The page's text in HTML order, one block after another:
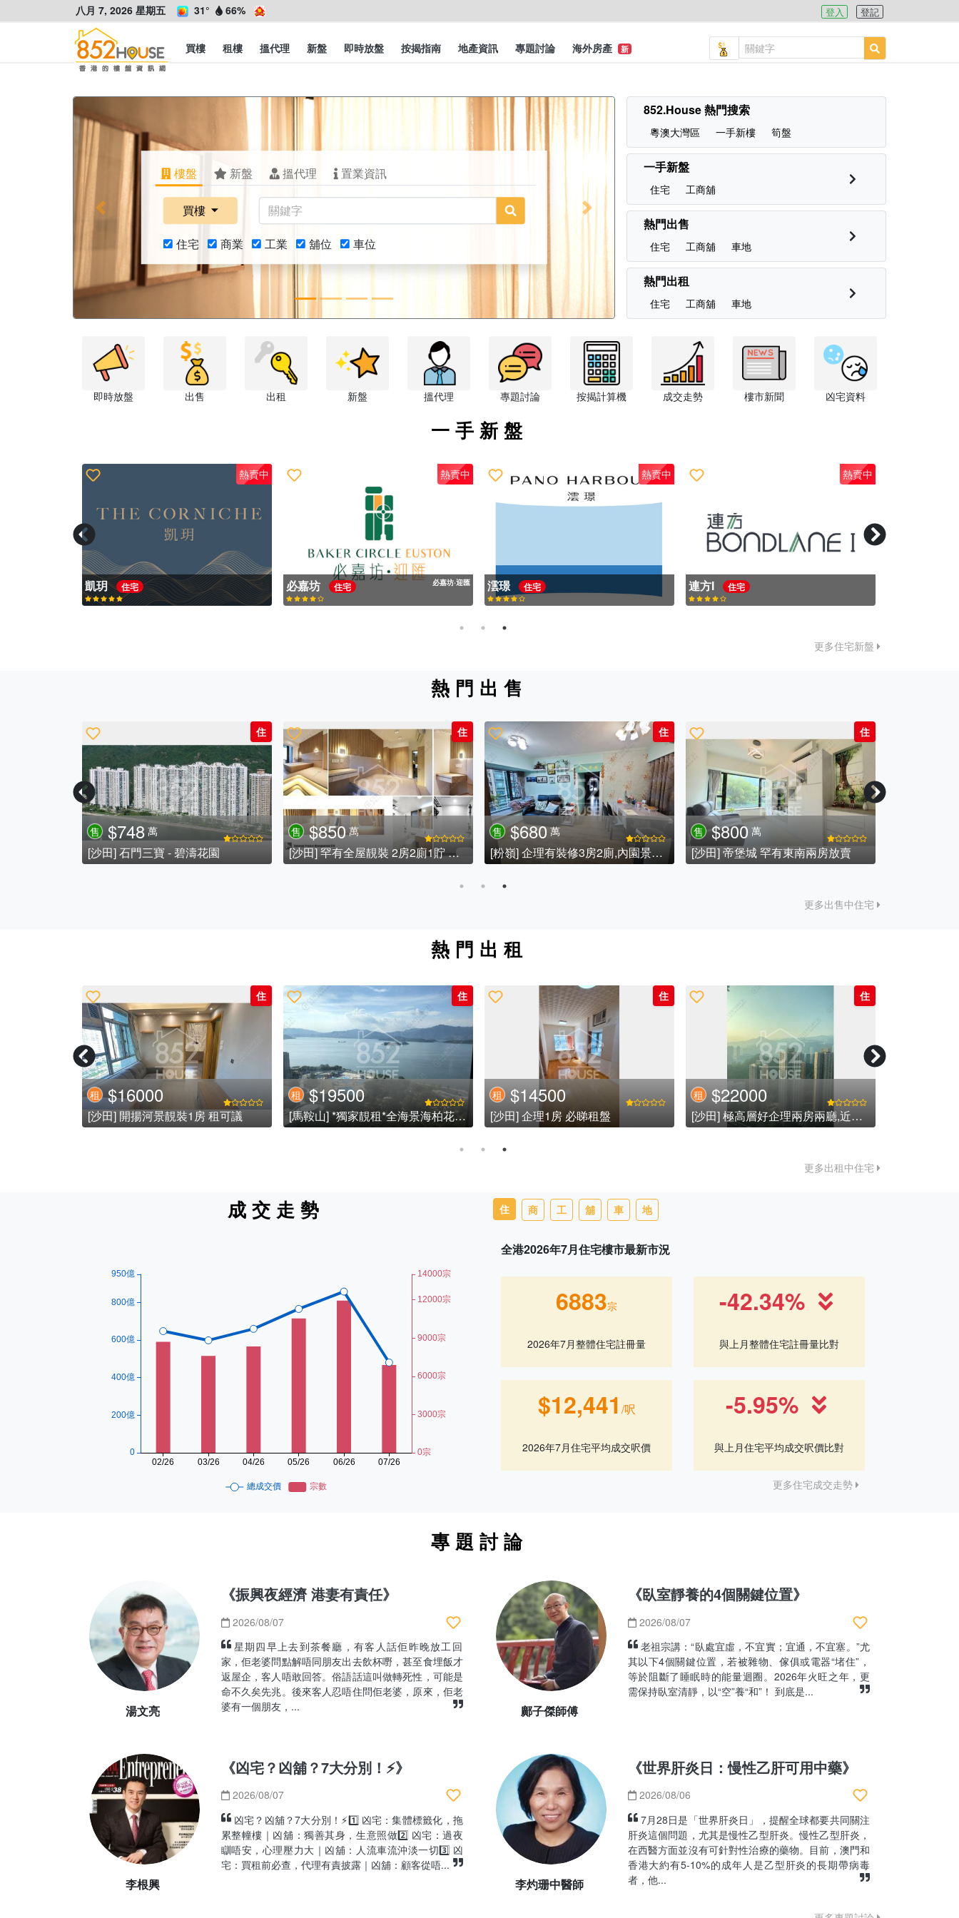
八月 7, 2026 星期五 31° 66% 登入 登記
買樓 租樓 搵代理 新盤 即時放盤 按揭指南 地產資訊 專題討論 海外房產 新
樓盤 新盤 搵代理 置業資訊
買樓
住宅 商業 工業 舖位 車位
Previous Next
852.House 熱門搜索
粵澳大灣區 一手新樓 筍盤
一手新盤
住宅 工商舖
熱門出售
住宅 工商舖 車地
熱門出租
住宅 工商舖 車地
即時放盤 出售 出租 新盤 搵代理 專題討論 按揭計算機 成交走勢 樓市新聞 凶宅資料
一手新盤
熱賣中
港島南岸 住宅 海盈山4B期
熱賣中
富慧閣 住宅 [不適用]
熱賣中
天璽·海 住宅
熱賣中
親海駅 住宅
更多住宅新盤
熱門出售
住
售 $1680 萬 (可議價)
[沙田] 大圍 - 半山低密度豪宅屋苑
住
售 $980 萬
[沙田] 碧濤花園 正馬場河景, 已做大廈維修
住
售 $900 萬
[粉嶺] 罕有四房送車位巨宅
住
售 $1015 萬
[馬鞍山] 聽濤雅苑
更多出售中住宅
熱門出租
住
租 $27800
[觀塘] ** 免 佣 招 租 **
住
租 $43800
[沙田] 大圍 - 半山低密度豪宅屋苑
住
租 $38000
住
租 $12000
[粉嶺] *已補地價*可租可售*
更多出租中住宅
成交走勢 住 商 工 舖 車 地
全港2026年7月住宅樓市最新市況
6883宗
2026年7月整體住宅註冊量
-42.34%
與上月整體住宅註冊量比對
$12,441 /呎
2026年7月住宅平均成交呎價
-5.95%
與上月住宅平均成交呎價比對
更多住宅成交走勢
專題討論
湯文亮
《振興夜經濟 港妻有責任》
2026/08/07
星期四早上去到茶餐廳，有客人話佢昨晚放工回
家，佢老婆問點解唔同朋友出去飲杯嘢，甚至食埋飯才
返屋企，客人唔敢回答。俗語話這叫做轉死性，可能是
命不久矣先兆。後來客人忍唔住問佢老婆，原來，佢老
婆有一個朋友，...
鄺子傑師傅
《臥室靜養的4個關鍵位置》
2026/08/07
老祖宗講：“臥處宜虛，不宜實；宜通，不宜塞。”尤
其以下4個關鍵位置，若被雜物、傢俱或電器“堵住”，
等於阻斷了睡眠時的能量迴圈。2026年火旺之年，更
需保持臥室清靜，以“空”養“和”！ 到底是...
李根興
《凶宅？凶舖？7大分別！⚡》
2026/08/07
凶宅？凶舖？7大分別！⚡1️⃣ 凶宅：集體標籤化，拖
累整幢樓｜凶舖：獨善其身，生意照做2️⃣ 凶宅：過夜
瞓唔安，心理壓力大｜凶舖：人流車流沖淡一切3️⃣ 凶
宅：買租前必查，代理有責披露｜凶舖：顧客從唔...
李灼珊中醫師
《世界肝炎日：慢性乙肝可用中藥》
2026/08/06
7月28日是「世界肝炎日」，提醒全球都要共同關注
肝炎這個問題，尤其是慢性乙型肝炎。慢性乙型肝炎，
在西醫方面並沒有可針對性治療的藥物。目前，澳門和
香港大約有5-10%的成年人是乙型肝炎的長期帶病毒
者，他...